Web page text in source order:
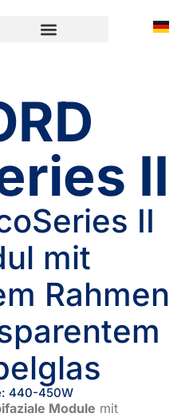
II
II
mit
Rahmen
440-450W
Module mit